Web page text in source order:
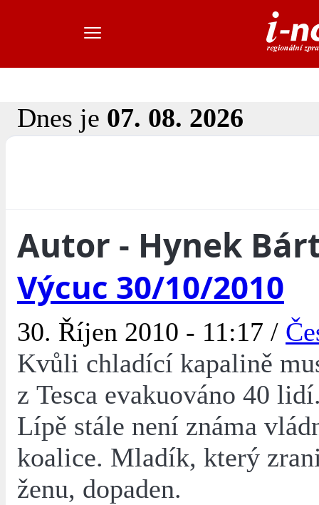
Dnes je 07. 08. 2026
Autor - Hynek
Výcuc 30/10/2010
30. Říjen 2010 - 11:17 /
Kvůli chladící kapalině
z Tesca evakuováno 40
Lípě stále není známa
koalice. Mladík, který
ženu, dopaden.